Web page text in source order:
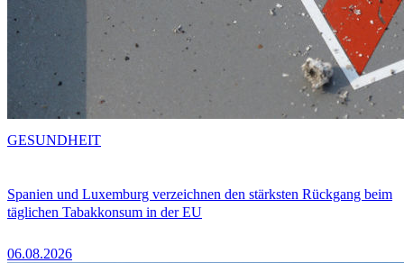
Spanien und Luxemburg verzeichnen den stärksten Rückgang beim
täglichen Tabakkonsum in der EU
06.08.2026
GESUNDHEIT